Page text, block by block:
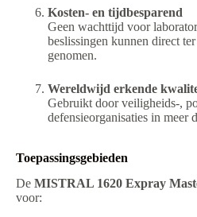
Kosten- en tijdbesparend
Geen wachttijd voor
beslissingen kunnen direct
genomen.
Wereldwijd erkende
Gebruikt door veiligheids-,
defensieorganisaties in meer
Toepassingsgebieden
De MISTRAL 1620 Expray
voor: